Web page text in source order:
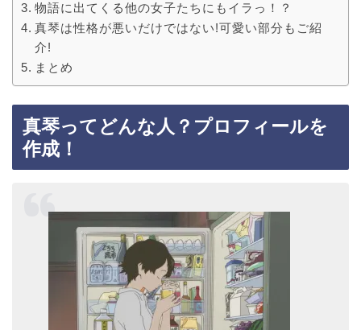
物語に出てくる他の女子たちにもイラっ！？
真琴は性格が悪いだけではない!可愛い部分もご紹
介!
まとめ
真琴ってどんな人？プロフィールを
作成！